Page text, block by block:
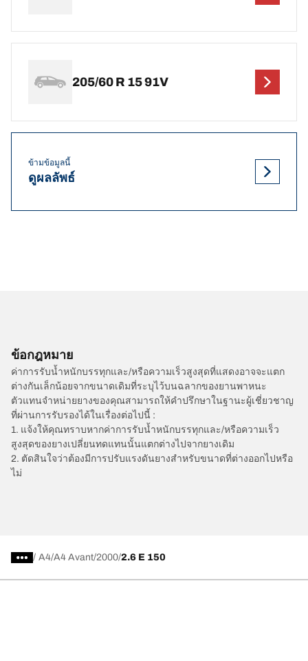
205/60 R 15 91V
ข้ามข้อมูลนี้
ดูผลลัพธ์
ข้อกฎหมาย
ค่าการรับน้ำหนักบรรทุกและ/หรือความเร็วสูงสุดที่แสดงอาจจะแตก
ต่างกันเล็กน้อยจากขนาดเดิมที่ระบุไว้บนฉลากของยานพาหนะ
ตัวแทนจำหน่ายยางของคุณสามารถให้คำปรึกษาในฐานะผู้เชี่ยวชาญ
ที่ผ่านการรับรองได้ในเรื่องต่อไปนี้ :
1. แจ้งให้คุณทราบหากค่าการรับน้ำหนักบรรทุกและ/หรือความเร็ว
สูงสุดของยางเปลี่ยนทดแทนนั้นแตกต่างไปจากยางเดิม
2. ตัดสินใจว่าต้องมีการปรับแรงดันยางสำหรับขนาดที่ต่างออกไปหรือ
ไม่
/ A4 A4 Avant 2000 2.6 E 150